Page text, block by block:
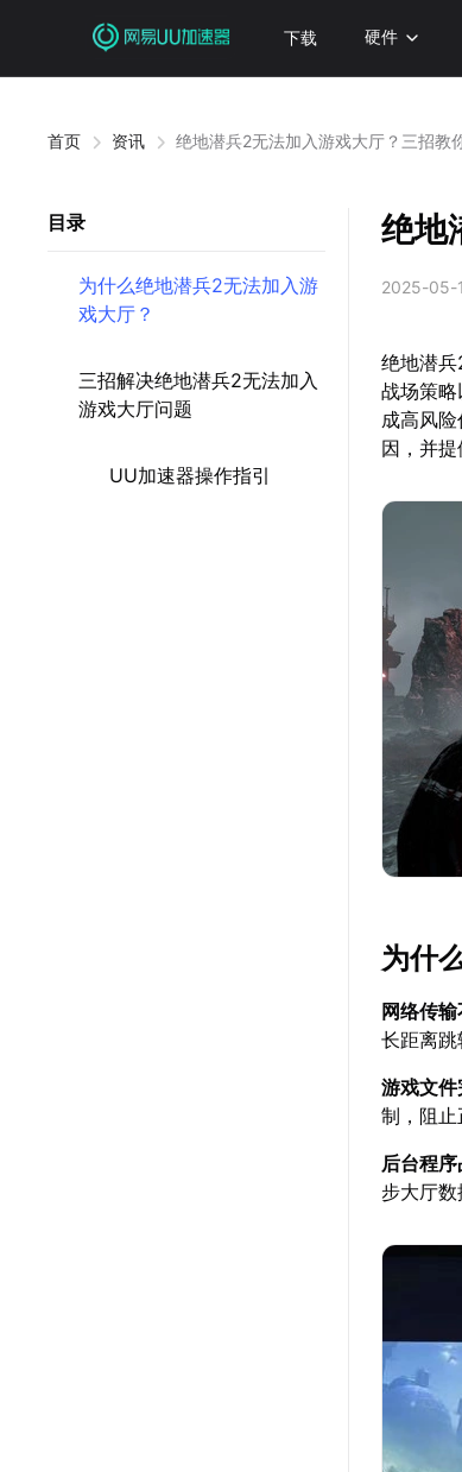
下载 硬件
首页 资讯 绝地潜兵2无法加入游戏大厅？三招教
目录
为什么绝地潜兵2无法加入游
戏大厅？
三招解决绝地潜兵2无法加入
游戏大厅问题
UU加速器操作指引
绝地
2025-05-
绝地潜
战场策
成高风
因，并提
为什
网络传
长距离跳
游戏文
制，阻止
后台程
步大厅数